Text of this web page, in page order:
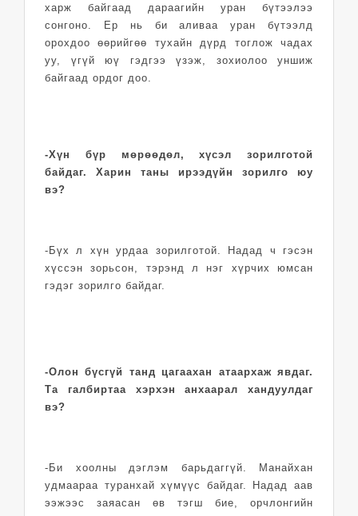
харж байгаад дараагийн уран бүтээлээ
сонгоно. Ер нь би аливаа уран бүтээлд
орохдоо өөрийгөө тухайн дүрд тоглож чадах
уу, үгүй юү гэдгээ үзэж, зохиолоо уншиж
байгаад ордог доо.
-Хүн бүр мөрөөдөл, хүсэл зорилготой
байдаг. Харин таны ирээдүйн зорилго юу
вэ?
-Бүх л хүн урдаа зорилготой. Надад ч гэсэн
хүссэн зорьсон, тэрэнд л нэг хүрчих юмсан
гэдэг зорилго байдаг.
-Олон бүсгүй танд цагаахан атаархаж явдаг.
Та галбиртаа хэрхэн анхаарал хандуулдаг
вэ?
-Би хоолны дэглэм барьдаггүй. Манайхан
удмаараа туранхай хүмүүс байдаг. Надад аав
ээжээс заяасан өв тэгш бие, орчлонгийн